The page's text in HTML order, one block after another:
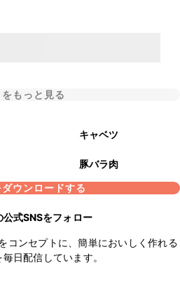
もっと見る
キャベツ
豚バラ肉
ウンロードする
公式SNSをフォロー
コンセプトに、簡単においしく作れる
日配信しています。